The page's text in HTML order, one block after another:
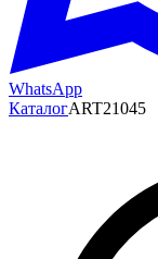
WhatsApp
КаталогART21045